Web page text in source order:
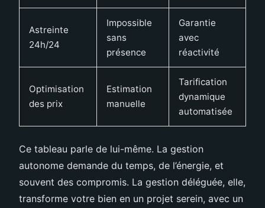
Astreinte
24h/24
Impossible
sans
présence
Garantie
avec
réactivité
Optimisation
des prix
Estimation
manuelle
Tarification
dynamique
automatisée
Ce tableau parle de lui-même. La gestion
autonome demande du temps, de l’énergie, et
souvent des compromis. La gestion déléguée, elle,
transforme votre bien en un projet serein, avec un